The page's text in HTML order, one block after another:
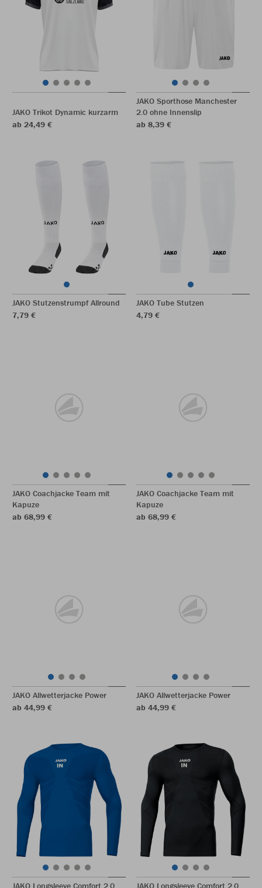
JAKO Trikot Dynamic kurzarm
ab 24,49 €
JAKO Sporthose Manchester
2.0 ohne Innenslip
ab 8,39 €
JAKO Stutzenstrumpf Allround
7,79 €
JAKO Tube Stutzen
4,79 €
JAKO Coachjacke Team mit
Kapuze
ab 68,99 €
JAKO Coachjacke Team mit
Kapuze
ab 68,99 €
JAKO Allwetterjacke Power
ab 44,99 €
JAKO Allwetterjacke Power
ab 44,99 €
JAKO Longsleeve Comfort 2.0 JAKO Longsleeve Comfort 2.0